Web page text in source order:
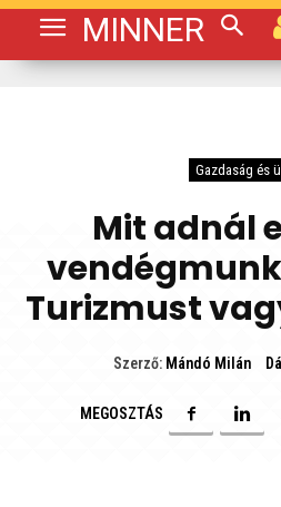
MINNER
Gazdaság és
Mit adnál
Turizmust
Szerző: Mándó Milán
MEGOSZTÁS